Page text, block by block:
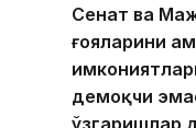
Сенат ва
ғояларини
демоқчи